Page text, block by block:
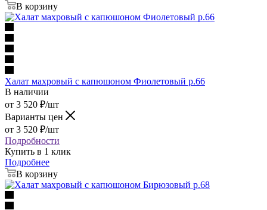
В корзину
Халат махровый с капюшоном Фиолетовый р.66
В наличии
от 3 520 ₽/шт
Варианты цен
от 3 520 ₽/шт
Подробности
Купить в 1 клик
Подробнее
В корзину